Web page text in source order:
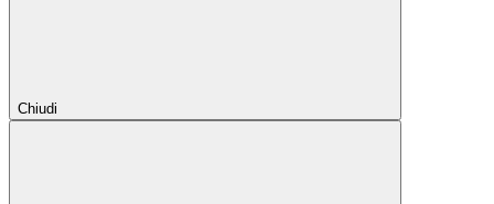
Chiudi